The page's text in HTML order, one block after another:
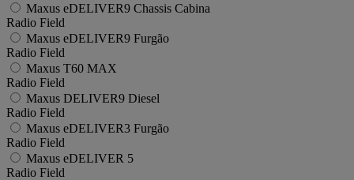
Maxus eDELIVER9 Chassis Cabina
Radio Field
Maxus eDELIVER9 Furgão
Radio Field
Maxus T60 MAX
Radio Field
Maxus DELIVER9 Diesel
Radio Field
Maxus eDELIVER3 Furgão
Radio Field
Maxus eDELIVER 5
Radio Field